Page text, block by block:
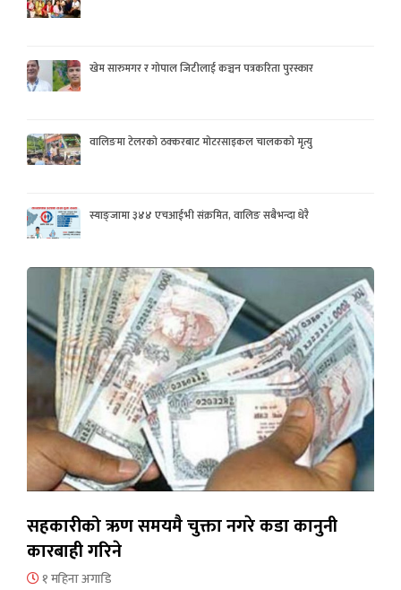
खेम सारुमगर र गोपाल जिटीलाई कञ्चन पत्रकरिता पुरस्कार
वालिङमा टेलरको ठक्करबाट मोटरसाइकल चालकको मृत्यु
स्याङ्जामा ३४४ एचआईभी संक्रमित, वालिङ सबैभन्दा धेरै
सहकारीको ऋण समयमै चुक्ता नगरे कडा कानुनी
कारबाही गरिने
१ महिना अगाडि